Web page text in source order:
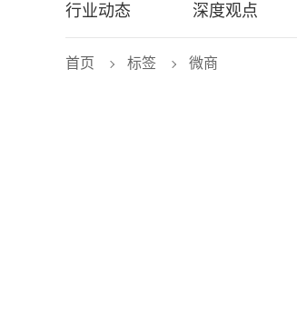
行业动态 深度观点
首页 标签 微商